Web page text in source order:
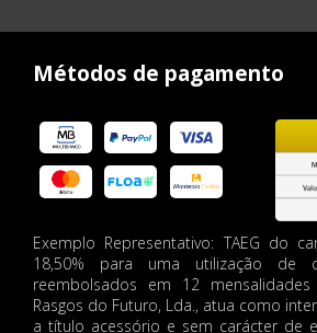
Métodos de pagamento
Exemplo Representativo: TAEG do
18,50% para uma utilização de
reembolsados em 12
Rasgos do Futuro, Lda., atua como
a título acessório e sem carácter de